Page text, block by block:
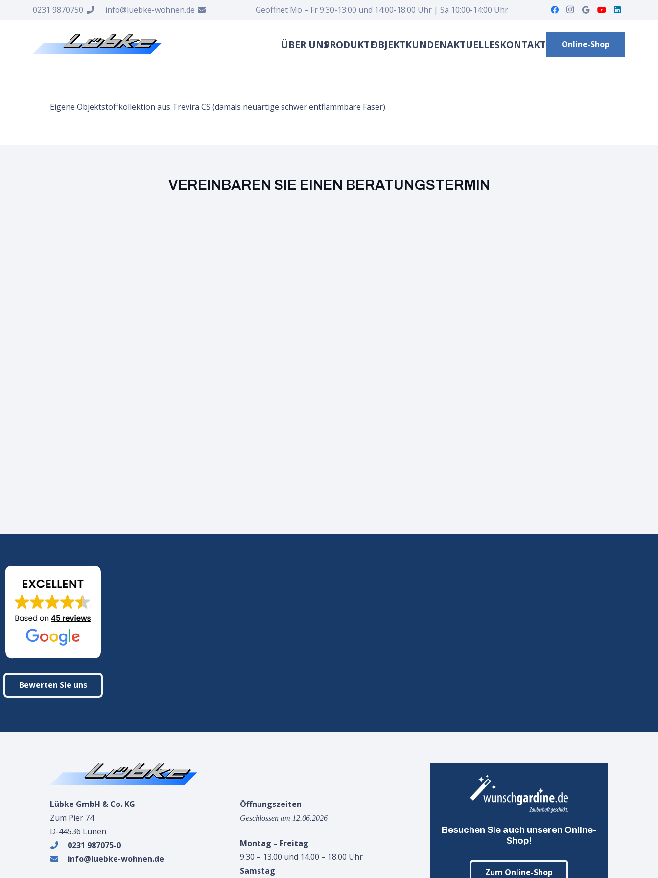
0231 9870750 info@luebke-wohnen.de Geöffnet Mo – Fr 9:30-13:00 und 14:00-18:00 Uhr | Sa 10:00-14:00 Uhr
ÜBER UNSPRODUKTEOBJEKTKUNDENAKTUELLESKONTAKT Online-Shop
Eigene Objektstoffkollektion aus Trevira CS (damals neuartige schwer entflammbare Faser).
VEREINBAREN SIE EINEN BERATUNGSTERMIN
Bewerten Sie uns
Lübke GmbH & Co. KG
Zum Pier 74
D-44536 Lünen
0231 987075-0
info@luebke-wohnen.de
Öffnungszeiten
Geschlossen am 12.06.2026
Montag – Freitag
9.30 – 13.00 und 14.00 – 18.00 Uhr
Samstag
Besuchen Sie auch unseren Online-
Shop!
Zum Online-Shop